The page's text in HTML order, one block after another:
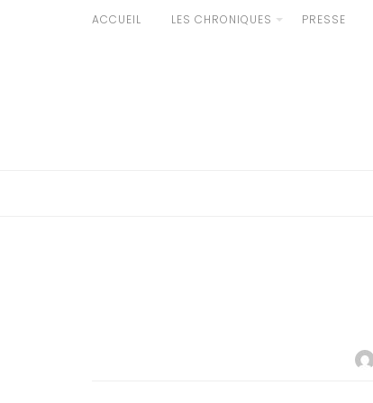
ACCUEIL LES CHRONIQUES PRESSE